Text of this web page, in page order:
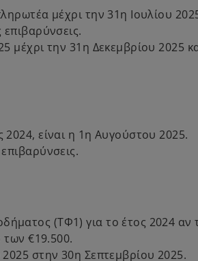
μέχρι την 31η Ιουλίου
μέχρι την 31η Δεκεμβρίου 2025
είναι η 1η Αυγούστου 2025.
(ΤΦ1) για το έτος 2024 αν
των €19.500.
στην 30η Σεπτεμβρίου 2025.